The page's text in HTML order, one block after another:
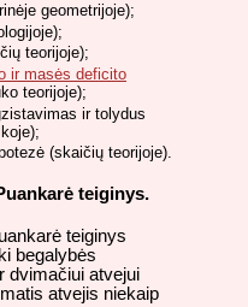
geometrijoje);
teorijoje);
ir masės deficito
teorijoje);
ir tolydus
(skaičių teorijoje).
teiginys.
teiginys
begalybės
dvimačiui atvejui
atvejis niekaip